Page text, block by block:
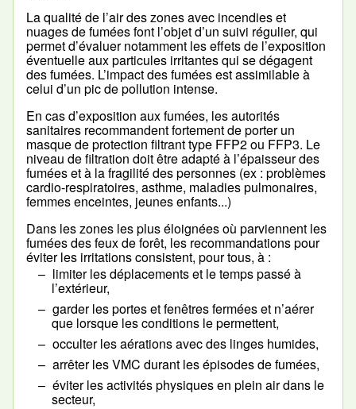
La qualité de l’air des zones avec incendies et
nuages de fumées font l’objet d’un suivi régulier, qui
permet d’évaluer notamment les effets de l’exposition
éventuelle aux particules irritantes qui se dégagent
des fumées. L’impact des fumées est assimilable à
celui d’un pic de pollution intense.
En cas d’exposition aux fumées, les autorités
sanitaires recommandent fortement de porter un
masque de protection filtrant type FFP2 ou FFP3. Le
niveau de filtration doit être adapté à l’épaisseur des
fumées et à la fragilité des personnes (ex : problèmes
cardio-respiratoires, asthme, maladies pulmonaires,
femmes enceintes, jeunes enfants...)
Dans les zones les plus éloignées où parviennent les
fumées des feux de forêt, les recommandations pour
éviter les irritations consistent, pour tous, à :
limiter les déplacements et le temps passé à
l’extérieur,
garder les portes et fenêtres fermées et n’aérer
que lorsque les conditions le permettent,
occulter les aérations avec des linges humides,
arrêter les VMC durant les épisodes de fumées,
éviter les activités physiques en plein air dans le
secteur,